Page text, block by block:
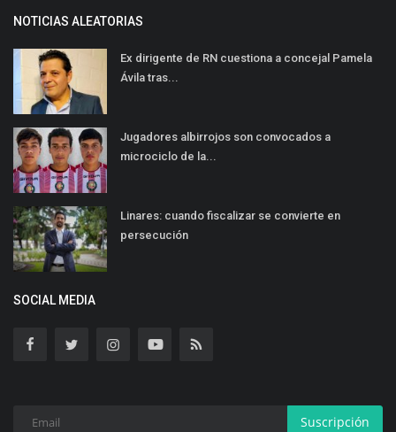
NOTICIAS ALEATORIAS
Ex dirigente de RN cuestiona a concejal Pamela
Ávila tras...
Jugadores albirrojos son convocados a
microciclo de la...
Linares: cuando fiscalizar se convierte en
persecución
SOCIAL MEDIA
Suscripción